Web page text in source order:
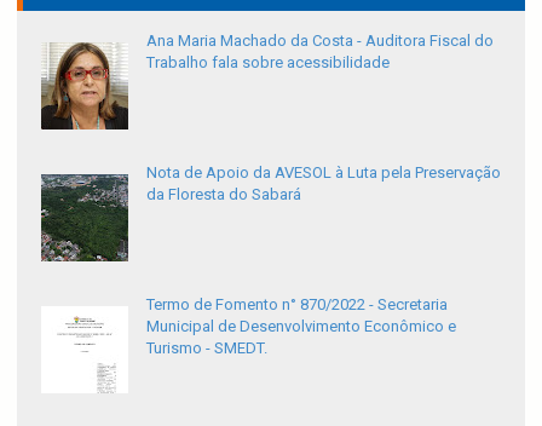
Ana Maria Machado da Costa - Auditora Fiscal do
Trabalho fala sobre acessibilidade
Nota de Apoio da AVESOL à Luta pela Preservação
da Floresta do Sabará
Termo de Fomento n° 870/2022 - Secretaria
Municipal de Desenvolvimento Econômico e
Turismo - SMEDT.